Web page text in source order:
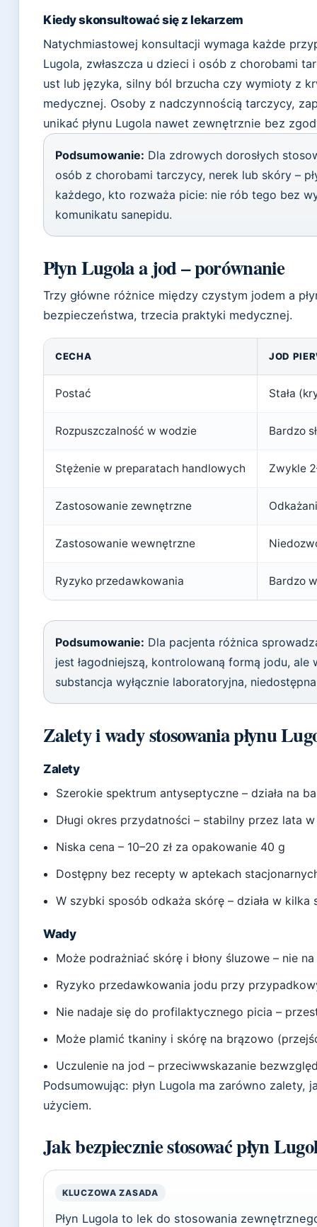
Kiedy skonsultować się z lekarzem
Natychmiastowej konsultacji wymaga każde
Lugola, zwłaszcza u dzieci i osób z chorobami
ust lub języka, silny ból brzucha czy wymioty z
medycznej. Osoby z nadczynnością tarczycy,
unikać płynu Lugola nawet zewnętrznie bez
Podsumowanie: Dla zdrowych dorosłych
osób z chorobami tarczycy, nerek lub skóry –
każdego, kto rozważa picie: nie rób tego bez
komunikatu sanepidu.
Płyn Lugola a jod – porównanie
Trzy główne różnice między czystym jodem a
bezpieczeństwa, trzecia praktyki medycznej.
CECHA JOD
Postać Stała
Rozpuszczalność w wodzie Bardzo
Stężenie w preparatach handlowych Zwykle
Zastosowanie zewnętrzne
Zastosowanie wewnętrzne
Ryzyko przedawkowania Bardzo
Podsumowanie: Dla pacjenta różnica
jest łagodniejszą, kontrolowaną formą jodu,
substancja wyłącznie laboratoryjna,
Zalety i wady stosowania płynu
Zalety
Szerokie spektrum antyseptyczne – działa na
Długi okres przydatności – stabilny przez lata
Niska cena – 10–20 zł za opakowanie 40 g
Dostępny bez recepty w aptekach
W szybki sposób odkaża skórę – działa w kilka
Wady
Może podrażniać skórę i błony śluzowe – nie na
Ryzyko przedawkowania jodu przy
Nie nadaje się do profilaktycznego picia –
Może plamić tkaniny i skórę na brązowo
Uczulenie na jod – przeciwwskazanie
Podsumowując: płyn Lugola ma zarówno
użyciem.
Jak bezpiecznie stosować płyn
KLUCZOWA ZASADA
Płyn Lugola to lek do stosowania